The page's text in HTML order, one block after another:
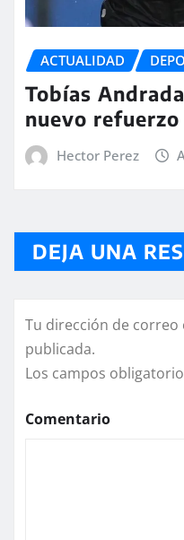
ACTUALIDAD
Tobías
nuevo
Hector Perez
DEJA UNA
Tu dirección de
publicada.
Los campos
Comentario